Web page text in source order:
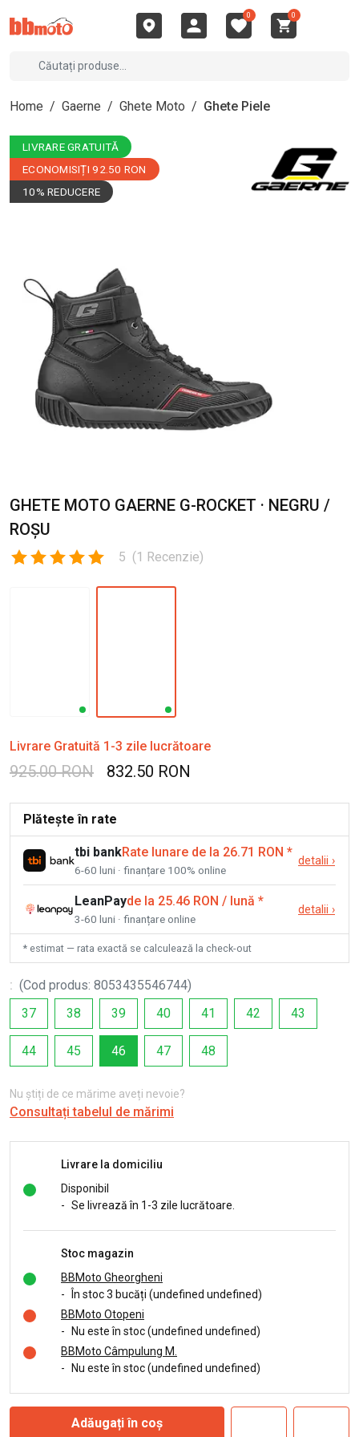
0 0
Home / Gaerne / Ghete Moto / Ghete Piele
LIVRARE GRATUITĂ
ECONOMISIȚI 92.50 RON
10% REDUCERE
GHETE MOTO GAERNE G-ROCKET · NEGRU /
ROȘU
5 (1 Recenzie)
Livrare Gratuită 1-3 zile lucrătoare
925.00 RON 832.50 RON
Plătește în rate
tbi bankRate lunare de la 26.71 RON *
6-60 luni · finanțare 100% online
detalii ›
LeanPayde la 25.46 RON / lună *
3-60 luni · finanțare online
detalii ›
* estimat — rata exactă se calculează la check-out
: (Cod produs: 8053435546744)
37
38 39 40 41 42 43
44 45 46 47 48
Nu știți de ce mărime aveți nevoie?
Consultați tabelul de mărimi
Livrare la domiciliu
Disponibil
- Se livrează în 1-3 zile lucrătoare.
Stoc magazin
BBMoto Gheorgheni
-
În stoc 3 bucăți (undefined undefined)
BBMoto Otopeni
-
Nu este în stoc (undefined undefined)
BBMoto Câmpulung M.
-
Nu este în stoc (undefined undefined)
Adăugați în coș